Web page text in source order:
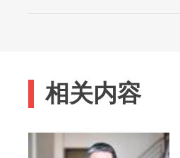
相关内容